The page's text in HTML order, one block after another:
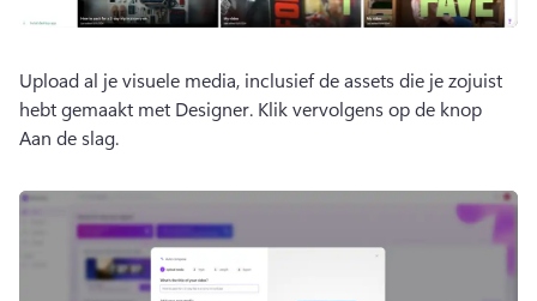
Upload al je visuele media, inclusief de assets die je zojuist
hebt gemaakt met Designer. Klik vervolgens op de knop
Aan de slag.